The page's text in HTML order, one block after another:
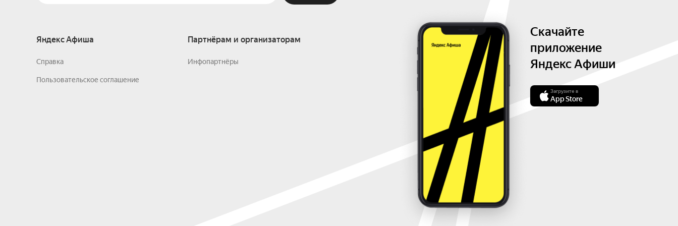
Яндекс Афиша
Справка
Пользовательское соглашение
Партнёрам и организаторам
Инфопартнёры
Скачайте
приложение
Яндекс Афиши
Загрузите в
App Store